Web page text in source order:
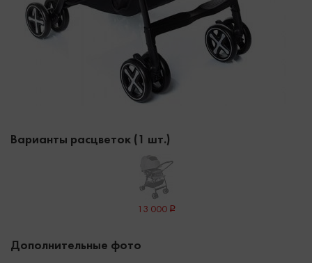
Варианты расцветок (1 шт.)
13 000
Дополнительные фото